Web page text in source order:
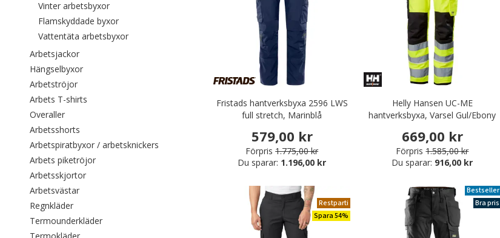
Vinter arbetsbyxorFiltrera efter category: Vinter arbetsbyxor
Flamskyddade byxorFiltrera efter category: Flamskyddade byxor
Vattentäta arbetsbyxorFiltrera efter category: Vattentäta arbetsbyxor
ArbetsjackorFiltrera efter category: Arbetsjackor
HängselbyxorFiltrera efter category: Hängselbyxor
ArbetströjorFiltrera efter category: Arbetströjor
Arbets T-shirts Filtrera efter category: Arbets T-shirts
OverallerFiltrera efter category: Overaller
Arbetsshorts
Arbetspiratbyxor / arbetsknickers Filtrera efter category: Arbetspiratbyxor / arbetsknickers
Arbets piketröjorFiltrera efter category: Arbets piketröjor
ArbetsskjortorFiltrera efter category: Arbetsskjortor
ArbetsvästarFiltrera efter category: Arbetsvästar
RegnkläderFiltrera efter category: Regnkläder
TermounderkläderFiltrera efter category: Termounderkläder
Filtrera efter category: Termokläder
Fristads hantverksbyxa 2596 LWS
full stretch, Marinblå
579,00 kr
Förpris 1.775,00 kr
Du sparar: 1.196,00 kr
Helly Hansen UC-ME
hantverksbyxa, Varsel Gul/Ebony
669,00 kr
Förpris 1.585,00 kr
Du sparar: 916,00 kr
Restparti
Spara 54%
Bestseller
Bra pris